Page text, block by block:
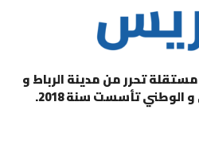
تحرر من مدينة الرباط و
الوطني تأسست سنة 2018.